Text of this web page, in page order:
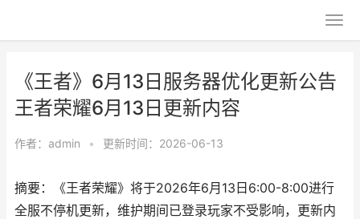
《王者》6月13日服务器优化更新公告
王者荣耀6月13日更新内容
作者： admin • 更新时间：2026-06-13
摘要：《王者荣耀》将于2026年6月13日6:00-8:00进行
全服不停机更新，维护期间已登录玩家不受影响，更新内